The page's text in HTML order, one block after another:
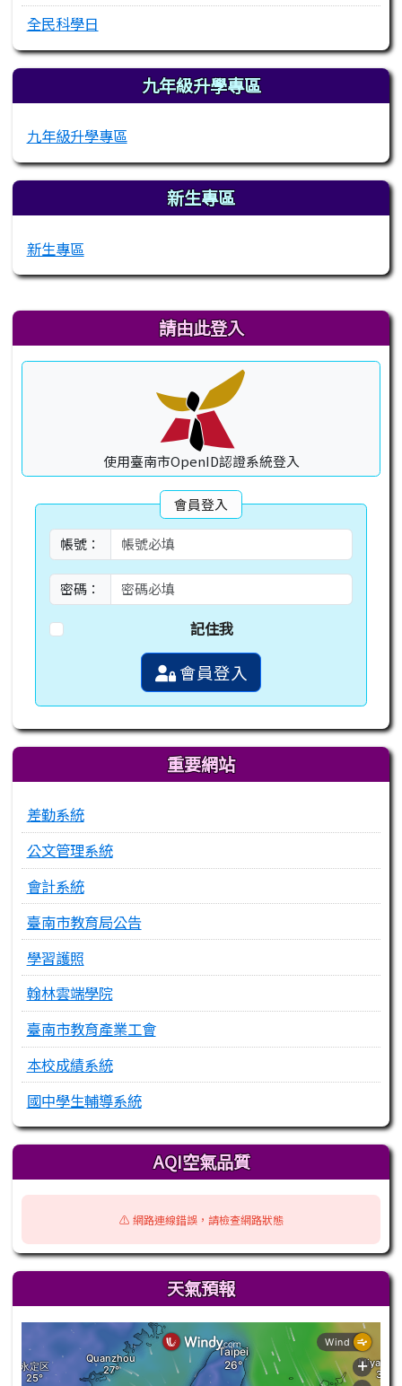
全民科學日
九年級升學專區
九年級升學專區
新生專區
新生專區
右邊區域內容 請由此登入
使用臺南市OpenID認證系統登入
會員登入
帳號：
密碼：
記住我
會員登入
重要網站
差勤系統
公文管理系統
會計系統
臺南市教育局公告
學習護照
翰林雲端學院
臺南市教育產業工會
本校成績系統
國中學生輔導系統
AQI空氣品質
⚠️ 網路連線錯誤，請檢查網路狀態
天氣預報